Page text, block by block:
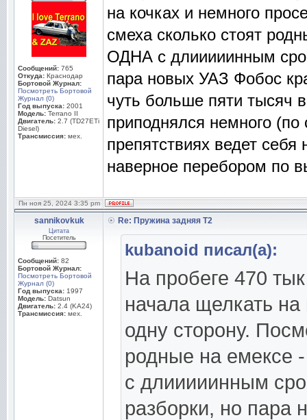
Сообщений: 765
Откуда: Краснодар
Бортовой Журнал:
Посмотреть Бортовой
Журнал (0)
Год выпуска: 2001
Модель: Terrano II
Двигатель: 2.7 (TD27ETi
Diesel)
Трансмиссия: мех.
на кочках и немного
смеха сколько стоят
ОДНА с длииииинным
пара новых УАЗ Фобос
чуть больше пяти тысяч
приподнялся немного
препятствиях ведет
наверное перебором по
Пн ноя 25, 2024 3:35 pm
sannikovkuk
Цитата
Посетитель
Сообщений: 82
Бортовой Журнал:
Посмотреть Бортовой
Журнал (0)
Год выпуска: 1997
Модель: Datsun
Двигатель: 2.4 (KA24)
Трансмиссия: мех.
Re: Пружина задняя Т2
kubanoid писал(а):
На пробеге 470
начала щелкать на
одну сторону.
родные на емексе
с длииииинным
разборки, но пара